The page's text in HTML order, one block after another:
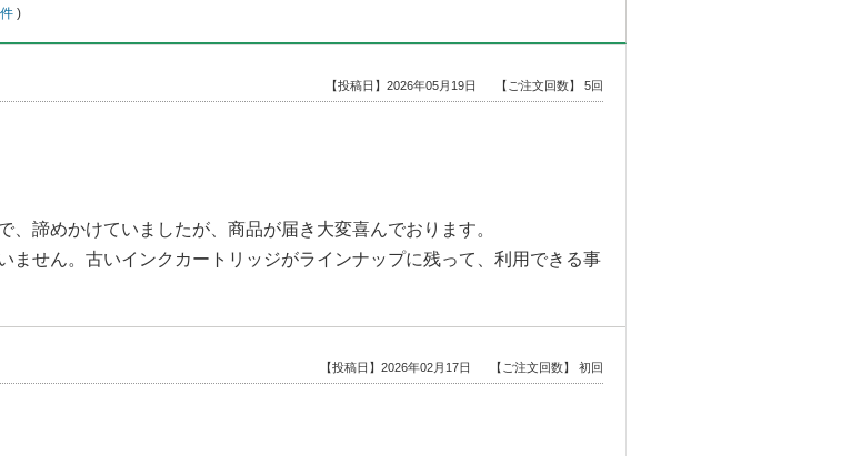
)
【ご注文回数】 5回
【投稿日】2026年05月19日
諦めかけていましたが、商品が届き大変喜んでおります。
ません。古いインクカートリッジがラインナップに残って、利用できる事
【ご注文回数】 初回
【投稿日】2026年02月17日